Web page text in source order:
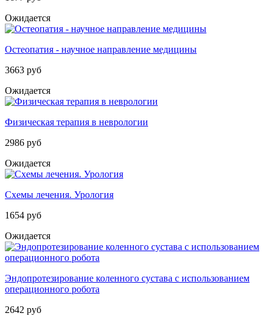
Ожидается
Остеопатия - научное направление медицины
3663 руб
Ожидается
Физическая терапия в неврологии
2986 руб
Ожидается
Схемы лечения. Урология
1654 руб
Ожидается
Эндопротезирование коленного сустава с использованием
операционного робота
2642 руб